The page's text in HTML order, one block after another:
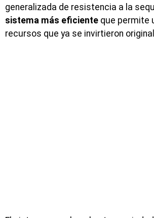
generalizada de resistencia a la
sistema más eficiente que permite
recursos que ya se invirtieron